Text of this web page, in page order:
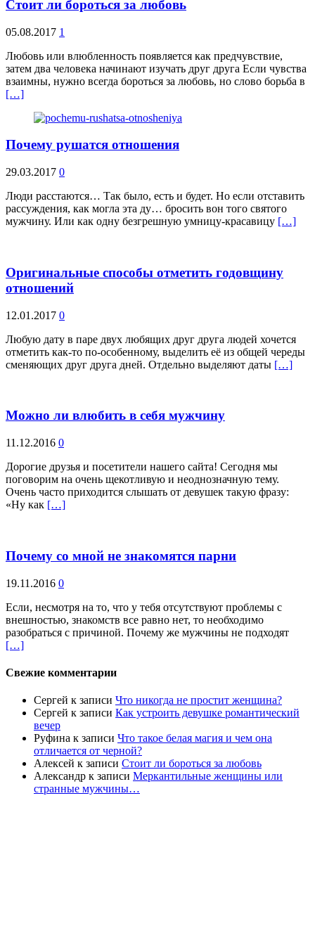
Стоит ли бороться за любовь
05.08.2017 1
Любовь или влюбленность появляется как предчувствие,
затем два человека начинают изучать друг друга Если чувства
взаимны, нужно всегда бороться за любовь, но слово борьба в
[…]
Почему рушатся отношения
29.03.2017 0
Люди расстаются… Так было, есть и будет. Но если отставить
рассуждения, как могла эта ду… бросить вон того святого
мужчину. Или как одну безгрешную умницу-красавицу […]
Оригинальные способы отметить годовщину
отношений
12.01.2017 0
Любую дату в паре двух любящих друг друга людей хочется
отметить как-то по-особенному, выделить её из общей череды
сменяющих друг друга дней. Отдельно выделяют даты […]
Можно ли влюбить в себя мужчину
11.12.2016 0
Дорогие друзья и посетители нашего сайта! Сегодня мы
поговорим на очень щекотливую и неоднозначную тему.
Очень часто приходится слышать от девушек такую фразу:
«Ну как […]
Почему со мной не знакомятся парни
19.11.2016 0
Если, несмотря на то, что у тебя отсутствуют проблемы с
внешностью, знакомств все равно нет, то необходимо
разобраться с причиной. Почему же мужчины не подходят
[…]
Свежие комментарии
Сергей к записи Что никогда не простит женщина?
Сергей к записи Как устроить девушке романтический
вечер
Руфина к записи Что такое белая магия и чем она
отличается от черной?
Алексей к записи Стоит ли бороться за любовь
Александр к записи Меркантильные женщины или
странные мужчины…